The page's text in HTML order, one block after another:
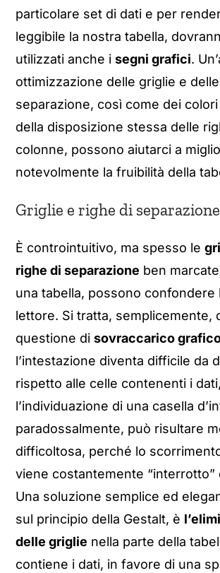
particolare set di dati e per
leggibile la nostra tabella,
utilizzati anche isegni grafici.
ottimizzazione delle griglie e
separazione, così come dei
della disposizione stessa delle
colonne, possono aiutarci a
notevolmente la fruibilità della
Griglie e righe di separazione
È controintuitivo, ma spesso le
righe di separazione ben
una tabella, possono confondere
lettore. Si tratta, semplicemente,
questione disovraccarico
l’intestazione diventa difficile da
rispetto alle celle contenenti i
l’individuazione di una casella
paradossalmente, può risultare
difficoltosa, perché lo
viene costantemente “interrotto”
Una soluzione semplice ed
sul principio della Gestalt, è
delle griglie nella parte della
contiene i dati, in favore di una